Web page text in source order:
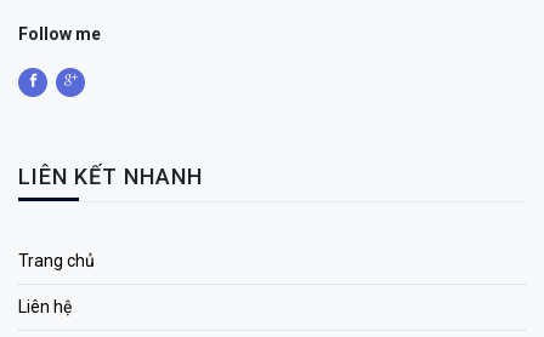
Follow me
LIÊN KẾT NHANH
Trang chủ
Liên hệ